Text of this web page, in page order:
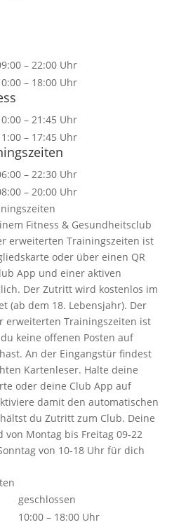
– 22:00 Uhr
– 18:00 Uhr
– 21:45 Uhr
– 17:45 Uhr
– 22:30 Uhr
– 20:00 Uhr
Fitness & Gesundheitsclub
erweiterten Trainingszeiten ist
oder über einen QR
App und einer aktiven
Der Zutritt wird kostenlos im
(ab dem 18. Lebensjahr). Der
erweiterten Trainingszeiten ist
keine offenen Posten auf
An der Eingangstür findest
Kartenleser. Halte deine
oder deine Club App auf
damit den automatischen
du Zutritt zum Club. Deine
von Montag bis Freitag 09-22
von 10-18 Uhr für dich
geschlossen
10:00 – 18:00 Uhr